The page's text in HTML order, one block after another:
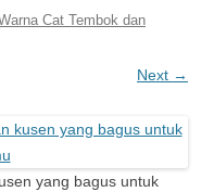
Cat Tembok dan
Next →
yang bagus untuk